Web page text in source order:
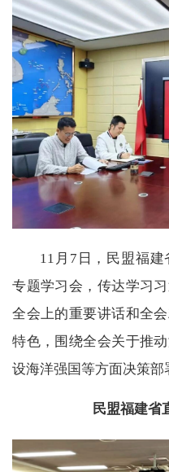
11月7日，民盟福
专题学习会，传达学习
全会上的重要讲话和全
特色，围绕全会关于推
设海洋强国等方面决策部
民盟福建省